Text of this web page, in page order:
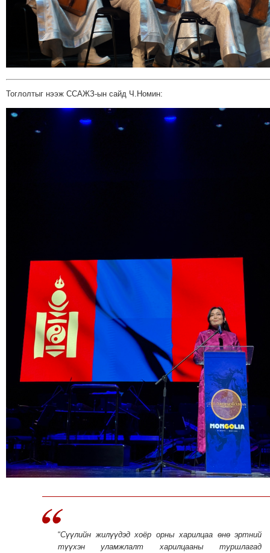
ТОЙРОНД
ДЭЛБЭРСЭН
ЭРГЭН
ТОЙРОНД
ТӨВСИЙН
ТОДОТГОЛЫН
ТОЙРОНД
ЗӨРЧЛИЙН
ХУУЛИЙН
ЭРГЭН
ТОЙРОНД
ЕРӨНХИЙЛӨГЧИЙН
СОНГУУЛЬ-2017
Тоглолтыг нээж ССАЖЗ-ын сайд Ч.Номин:
“Сүүлийн жилүүдэд хоёр орны харилцаа өнө эртний
түүхэн уламжлалт харилцааны туршлагад